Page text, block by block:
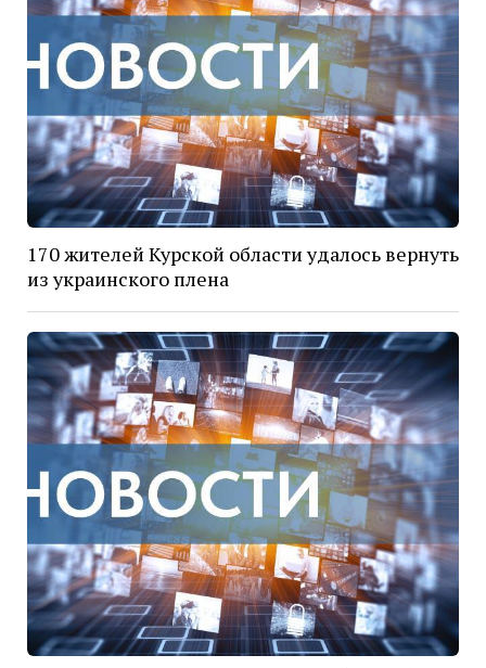
170 жителей Курской области удалось вернуть
из украинского плена